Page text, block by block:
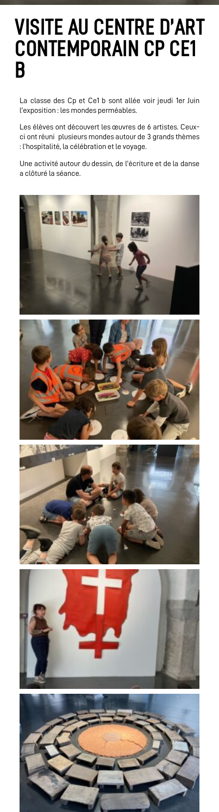
VISITE AU CENTRE D’ART
CONTEMPORAIN CP CE1
B
La classe des Cp et Ce1 b sont allée voir jeudi 1er Juin
l’exposition : les mondes perméables.
Les élèves ont découvert les œuvres de 6 artistes. Ceux-
ci ont réuni plusieurs mondes autour de 3 grands thèmes
: l’hospitalité, la célébration et le voyage.
Une activité autour du dessin, de l’écriture et de la danse
a clôturé la séance.